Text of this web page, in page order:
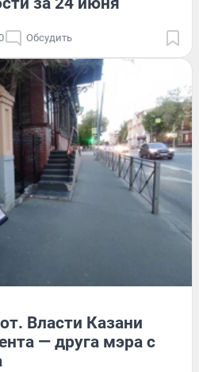
Обсудить
Власти Казани
— друга мэра с